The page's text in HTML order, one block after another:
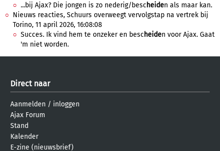
...bij Ajax? Die jongen is zo nederig/besc heiden als maar kan.
Nieuws reacties, Schuurs overweegt vervolgstap na vertrek bij
Torino, 11 april 2026, 16:08:08
Succes. Ik vind hem te onzeker en besc heiden voor Ajax. Gaat
'm niet worden.
Direct naar
Aanmelden / inloggen
Ajax Forum
Stand
Kalender
E-zine (nieuwsbrief)